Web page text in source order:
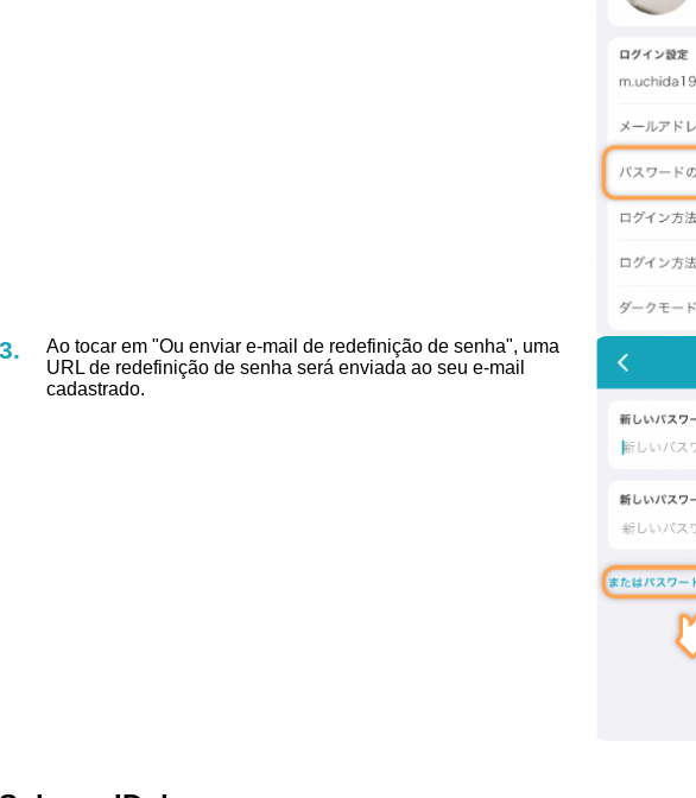
Ao tocar em "Ou enviar e-mail de redefinição de senha", uma
URL de redefinição de senha será enviada ao seu e-mail
cadastrado.